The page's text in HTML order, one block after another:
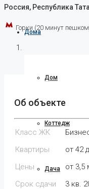
Дома
Дом
Коттедж
Дача
Россия, Республика
Горки (20 минут
Об объекте
Класс ЖК
Квартиры
от 42
Цены
от 3,5
Срок сдачи
3 кв.